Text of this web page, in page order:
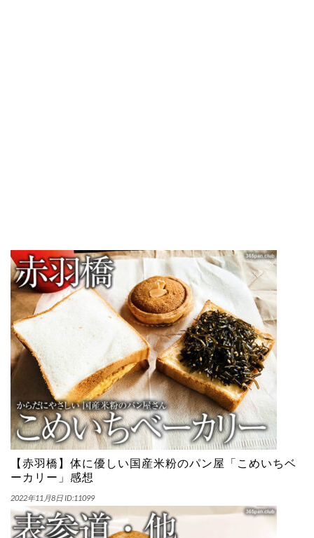
【赤羽橋】体に優しい国産米粉のパン屋「こめいちベ
ーカリー」感想
2022年11月8日 ID:11099